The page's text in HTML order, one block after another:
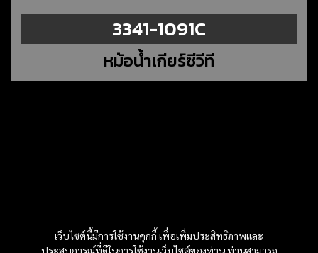
3341-1091C
หม้อน้ำเกียร์ซีวีที
เว็บไซต์นี้มีการใช้งานคุกกี้ เพื่อเพิ่มประสิทธิภาพและ
ประสบการณ์ที่ดีในการใช้งานเว็บไซต์ของท่าน ท่านสามารถ